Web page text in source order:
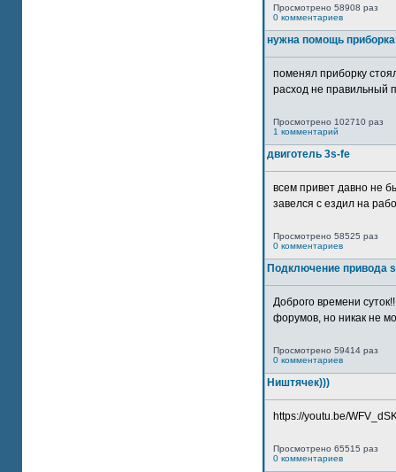
Просмотрено 58908 раз
0 комментариев
нужна помощь
поменял приборку
расход не правильный
Просмотрено 102710 раз
1 комментарий
двиготель 3s-fe
всем привет давно не
завелся с ездил на
Просмотрено 58525 раз
0 комментариев
Подключение привода
Доброго времени
форумов, но никак не
Просмотрено 59414 раз
0 комментариев
Ништячек)))
https://youtu.be/
Просмотрено 65515 раз
0 комментариев